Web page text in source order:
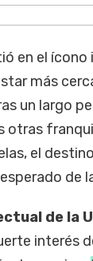
en el
más
un largo
otras
el
de
de la
interés